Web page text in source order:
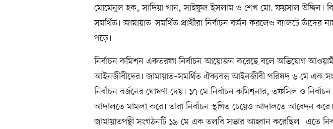
মোমেনুল হক, সাদিয়া খান, সাইফুল ইসলাম ও শেখ মো. ফয়সাল উদ্দিন।
সমর্থিত। জামায়াত–সমর্থিত প্রার্থীরা নির্বাচন বর্জন করলেও ব্যালটে তাঁদের
পড়ে।
নির্বাচন কমিশন একতরফা নির্বাচন আয়োজন করেছে বলে অভিযোগ
আইনজীবীদের। জামায়াত–সমর্থিত ঐক্যবদ্ধ আইনজীবী পরিষদ ৬ মে এক
নির্বাচন বর্জনের ঘোষণা দেয়। ১৭ মে নির্বাচন কমিশনার, তফসিল ও নির্বাচন
আদালতে মামলা করে। তারা নির্বাচন স্থগিত চেয়েও আদালতে আবেদন
জামায়াতপন্থী সংগঠনটি ১৯ মে এক তলবি সভার আহ্বান করেছিল। এতে